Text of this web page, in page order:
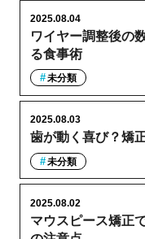
ワイヤー調整後の
る食事術
2025.08.04
未分類
歯が動く喜び？矯
2025.08.03
未分類
マウスピース矯正
2025.08.02